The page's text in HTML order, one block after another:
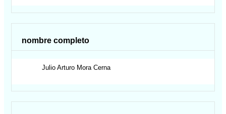
nombre completo
Julio Arturo Mora Cerna